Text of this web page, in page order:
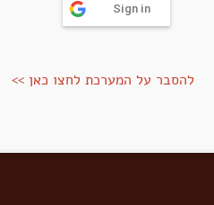
Sign in
להסבר על המערכת לחצו כאן >>
פרטיות תקנון